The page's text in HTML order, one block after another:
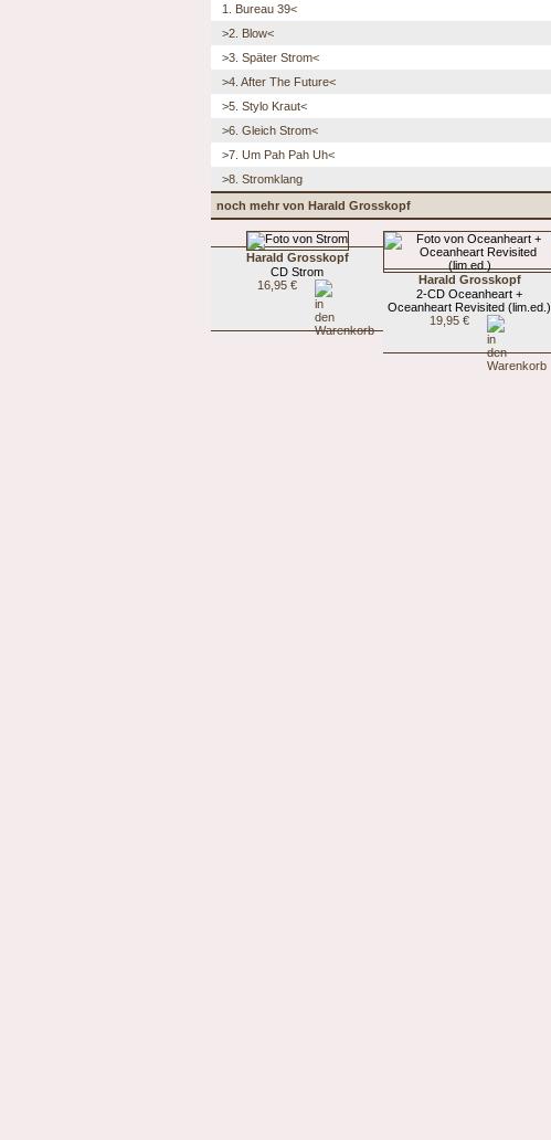
1. Bureau 39<
>2. Blow<
>3. Später Strom<
>4. After The Future<
>5. Stylo Kraut<
>6. Gleich Strom<
>7. Um Pah Pah Uh<
>8. Stromklang
noch mehr von Harald Grosskopf
Harald Grosskopf
CD Strom
16,95 €
Harald Grosskopf
2-CD Oceanheart +
Oceanheart Revisited (lim.ed.)
19,95 €